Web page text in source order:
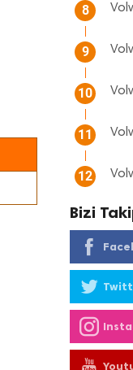
8
9
10
11
12
Bizi